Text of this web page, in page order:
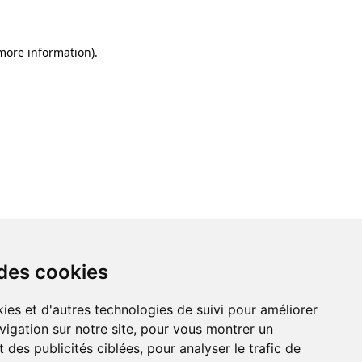
cookies
et d'autres technologies de suivi pour améliorer
sur notre site, pour vous montrer un
des publicités ciblées, pour analyser le trafic de
information).